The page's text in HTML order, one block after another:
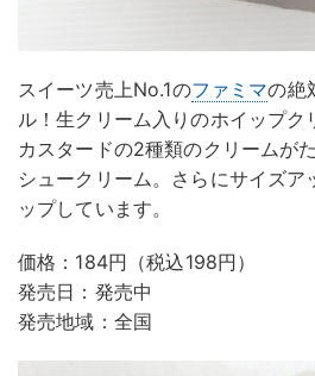
スイーツ売上No.1のファミマの絶
ル！生クリーム入りのホイップク
カスタードの2種類のクリームが
シュークリーム。さらにサイズア
ップしています。
価格：184円（税込198円）
発売日：発売中
発売地域：全国